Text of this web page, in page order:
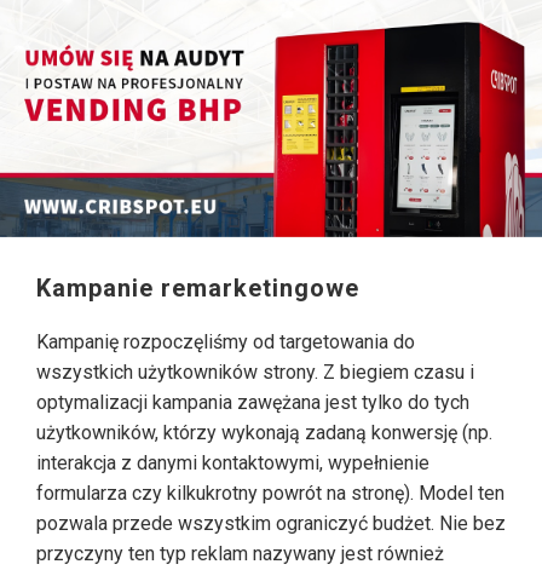
Kampanie remarketingowe
Kampanię rozpoczęliśmy od targetowania do
wszystkich użytkowników strony. Z biegiem czasu i
optymalizacji kampania zawężana jest tylko do tych
użytkowników, którzy wykonają zadaną konwersję (np.
interakcja z danymi kontaktowymi, wypełnienie
formularza czy kilkukrotny powrót na stronę). Model ten
pozwala przede wszystkim ograniczyć budżet. Nie bez
przyczyny ten typ reklam nazywany jest również